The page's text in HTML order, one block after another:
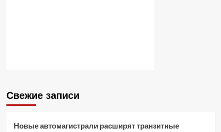
Свежие записи
Новые автомагистрали расширят транзитные